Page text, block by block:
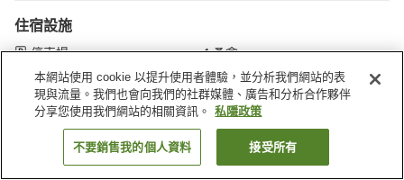
住宿設施
停車場
桑拿
咖啡廳
自動販賣機
主頁 日本 廣島縣 廿日市 宮島誠酒店
找客房
本網站使用 cookie 以提升使用者體驗，並分析我們網站的表
現與流量。我們也會向我們的社群媒體、廣告和分析合作夥伴
分享您使用我們網站的相關資訊。
私隱政策
不要銷售我的個人資料 接受所有